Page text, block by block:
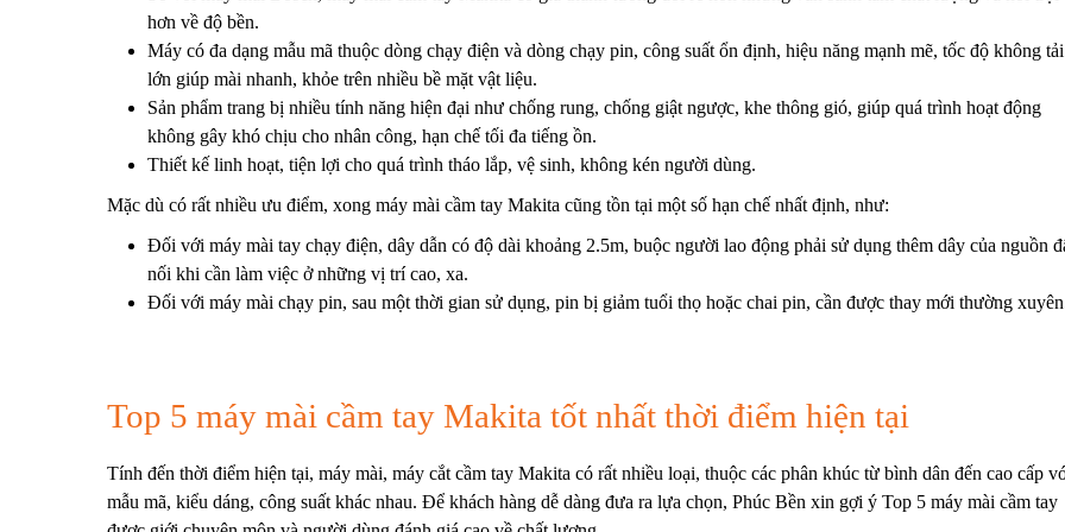
hơn về độ bền.
Máy có đa dạng mẫu mã thuộc dòng chạy điện và dòng chạy pin, công suất ổn định, hiệu năng mạnh mẽ, tốc độ không tải
lớn giúp mài nhanh, khỏe trên nhiều bề mặt vật liệu.
Sản phẩm trang bị nhiều tính năng hiện đại như chống rung, chống giật ngược, khe thông gió, giúp quá trình hoạt động
không gây khó chịu cho nhân công, hạn chế tối đa tiếng ồn.
Thiết kế linh hoạt, tiện lợi cho quá trình tháo lắp, vệ sinh, không kén người dùng.
Mặc dù có rất nhiều ưu điểm, xong máy mài cầm tay Makita cũng tồn tại một số hạn chế nhất định, như:
Đối với máy mài tay chạy điện, dây dẫn có độ dài khoảng 2.5m, buộc người lao động phải sử dụng thêm dây của nguồn
nối khi cần làm việc ở những vị trí cao, xa.
Đối với máy mài chạy pin, sau một thời gian sử dụng, pin bị giảm tuổi thọ hoặc chai pin, cần được thay mới thường
Top 5 máy mài cầm tay Makita tốt nhất thời điểm hiện tại
Tính đến thời điểm hiện tại, máy mài, máy cắt cầm tay Makita có rất nhiều loại, thuộc các phân khúc từ bình dân đến cao cấp
mẫu mã, kiểu dáng, công suất khác nhau. Để khách hàng dễ dàng đưa ra lựa chọn, Phúc Bền xin gợi ý Top 5 máy mài cầm tay